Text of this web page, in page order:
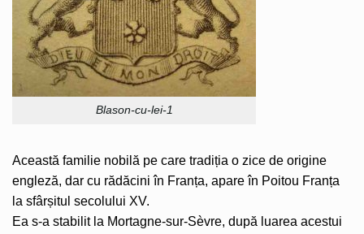
Blason-cu-lei-1
Această familie nobilă pe care tradiția o zice de origine
engleză, dar cu rădăcini în Franța, apare în Poitou Franța
la sfârșitul secolului XV.
Ea s-a stabilit la Mortagne-sur-Sèvre, după luarea acestui